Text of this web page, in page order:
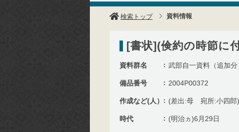
検索トップ 資料情報
[書状](倹約の時節に
資料群名 武部自一資料（追加分
備品番号 2004P00372
作成など(人） (差出:母 宛所:小四郎)
時代 (明治ヵ)6月29日